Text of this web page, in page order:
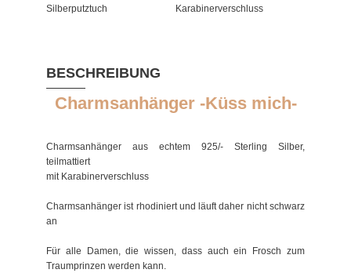
Silberputztuch
Karabinerverschluss
BESCHREIBUNG
Charmsanhänger -Küss mich-
Charmsanhänger aus echtem 925/- Sterling Silber,
teilmattiert
mit Karabinerverschluss
Charmsanhänger ist rhodiniert und läuft daher nicht schwarz
an
Für alle Damen, die wissen, dass auch ein Frosch zum
Traumprinzen werden kann.